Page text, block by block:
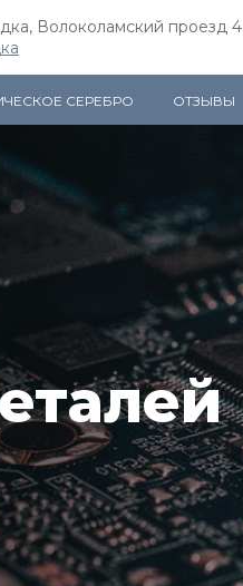
Волоколамский проезд
СЕРЕБРО ОТЗЫВЫ